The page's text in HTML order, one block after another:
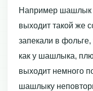
Например шашлык
выходит такой же
запекали в фольге,
как у шашлыка,
выходит немного
шашлыку